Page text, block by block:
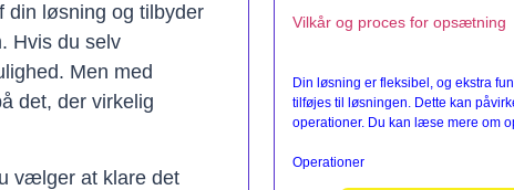
løsning og tilbyder
Hvis du selv
Men med
det, der virkelig
vælger at klare det
Vilkår og proces for opsætning
Din løsning er fleksibel, og ekstra
tilføjes til løsningen. Dette kan
operationer. Du kan læse mere om
Operationer